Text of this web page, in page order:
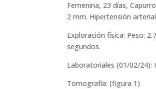
Femenina, 23 días,
2 mm. Hipertensión
Exploración física: Peso:
segundos.
Laboratoriales (01/02/24):
Tomografía: (figura 1)